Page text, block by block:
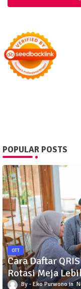
POPULAR POSTS
OTT
Cara Daftar
Rotasi Meja
Eko Purwono